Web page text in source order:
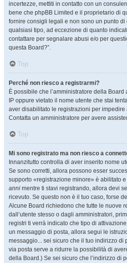
incertezze, mettiti in contatto con un
bene che phpBB Limited e il proprietario di
fornire consigli legali e non sono un punto
qualsiasi tipo, ad eccezione di quanto
contattare per segnalare abusi e/o per
questa Board?”.
Top
Perché non riesco a registrarmi?
È possibile che l’amministratore della
IP oppure vietato il nome utente che stai
aver disabilitato le registrazioni per
Contatta un amministratore per avere
Top
Mi sono registrato ma non riesco a
Innanzitutto controlla di aver inserito nome
Se sono corretti, allora possono esser
supporto «registrazione minore» è abilitato
anni mentre ti stavi registrando, allora devi
ricevuto. Se questo non è il tuo caso, forse
Alcune Board richiedono che tutte le nuove
dall’utente stesso o dagli amministratori,
registri ti verrà indicato che tipo di
un messaggio di posta, allora segui le
messaggio... sei sicuro che il tuo indirizzo di
via posta serve a ridurre la possibilità di
della Board.) Se sei sicuro che l’indirizzo di